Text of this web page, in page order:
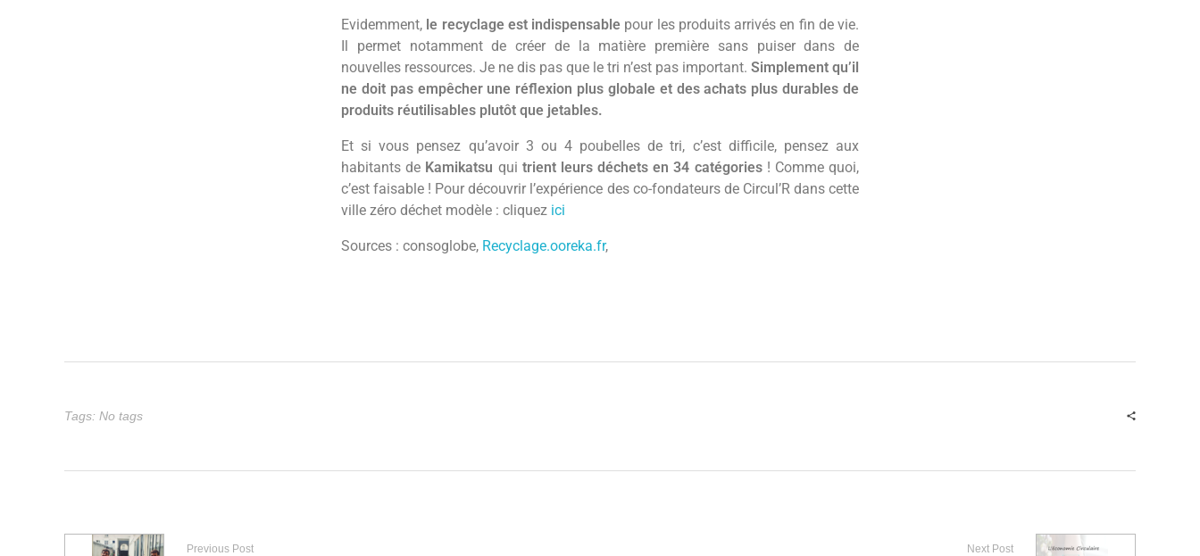
Evidemment, le recyclage est indispensable pour les produits arrivés en fin de vie.
Il permet notamment de créer de la matière première sans puiser dans de
nouvelles ressources. Je ne dis pas que le tri n’est pas important. Simplement qu’il
ne doit pas empêcher une réflexion plus globale et des achats plus durables de
produits réutilisables plutôt que jetables.
Et si vous pensez qu’avoir 3 ou 4 poubelles de tri, c’est difficile, pensez aux
habitants de Kamikatsu qui trient leurs déchets en 34 catégories ! Comme quoi,
c’est faisable ! Pour découvrir l’expérience des co-fondateurs de Circul’R dans cette
ville zéro déchet modèle : cliquez ici
Sources : consoglobe, Recyclage.ooreka.fr,
Tags: No tags
Previous Post Next Post